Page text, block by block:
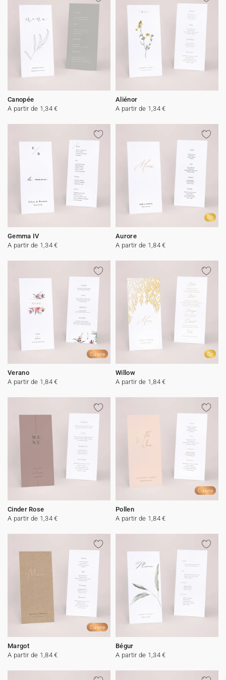
Canopée
A partir de 1,34 €
Aliénor
A partir de 1,34 €
Gemma IV
A partir de 1,34 €
Or
Aurore
A partir de 1,84 €
Cuivre
Verano
A partir de 1,84 €
Or
Willow
A partir de 1,84 €
Cinder Rose
A partir de 1,34 €
Cuivre
Pollen
A partir de 1,84 €
Cuivre
Margot
A partir de 1,84 €
Bégur
A partir de 1,34 €